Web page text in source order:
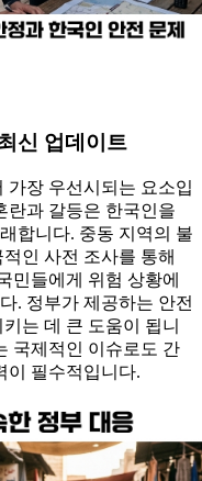
신 업데이트
가장 우선시되는 요소입
란과 갈등은 한국인을
합니다. 중동 지역의 불
인 사전 조사를 통해
민들에게 위험 상황에
. 정부가 제공하는 안전
는 데 큰 도움이 됩니
국제적인 이슈로도 간
이 필수적입니다.